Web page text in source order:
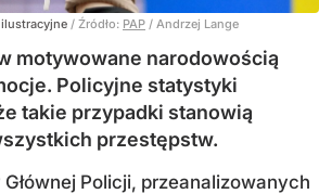
/ Źródło: PAP / Andrzej Lange
motywowane narodowością
Policyjne statystyki
takie przypadki stanowią
przestępstw.
Policji, przeanalizowanych